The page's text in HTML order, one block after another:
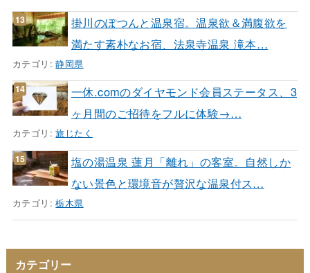
掛川のぽつんと温泉宿。温泉欲＆満腹欲を
満たす素朴なお宿、法泉寺温泉 滝本…
カテゴリ:静岡県
一休.comのダイヤモンド会員ステータス、3
ヶ月間のご招待をフルに体験→…
カテゴリ:旅じたく
塩の湯温泉 蓮月「離れ」の客室。自然しか
ない景色と環境音が贅沢な温泉付ス…
カテゴリ:栃木県
カテゴリー